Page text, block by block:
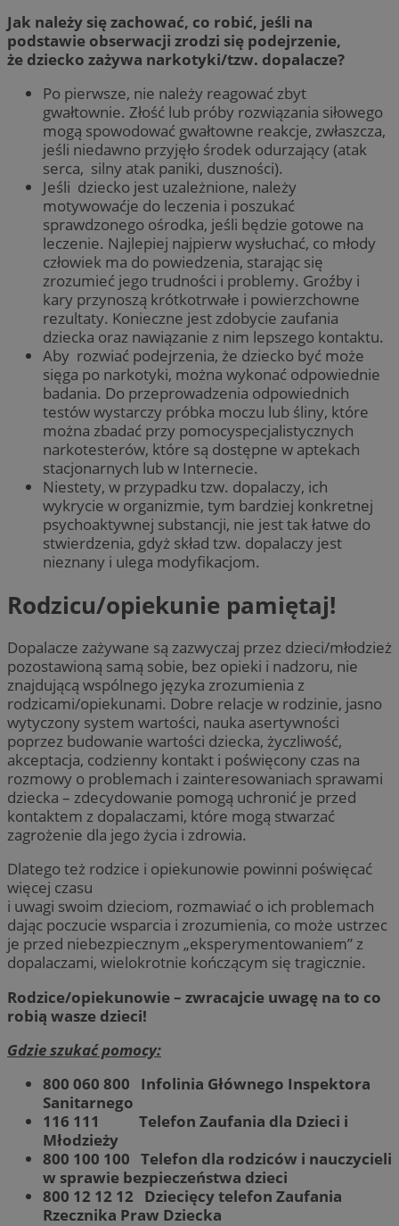
Jak należy się zachować, co robić, jeśli na
podstawie obserwacji zrodzi się podejrzenie,
że dziecko zażywa narkotyki/tzw. dopalacze?
Po pierwsze, nie należy reagować zbyt
gwałtownie. Złość lub próby rozwiązania siłowego
mogą spowodować gwałtowne reakcje, zwłaszcza,
jeśli niedawno przyjęło środek odurzający (atak
serca, silny atak paniki, duszności).
Jeśli dziecko jest uzależnione, należy
motywowaćje do leczenia i poszukać
sprawdzonego ośrodka, jeśli będzie gotowe na
leczenie. Najlepiej najpierw wysłuchać, co młody
człowiek ma do powiedzenia, starając się
zrozumieć jego trudności i problemy. Groźby i
kary przynoszą krótkotrwałe i powierzchowne
rezultaty. Konieczne jest zdobycie zaufania
dziecka oraz nawiązanie z nim lepszego kontaktu.
Aby rozwiać podejrzenia, że dziecko być może
sięga po narkotyki, można wykonać odpowiednie
badania. Do przeprowadzenia odpowiednich
testów wystarczy próbka moczu lub śliny, które
można zbadać przy pomocyspecjalistycznych
narkotesterów, które są dostępne w aptekach
stacjonarnych lub w Internecie.
Niestety, w przypadku tzw. dopalaczy, ich
wykrycie w organizmie, tym bardziej konkretnej
psychoaktywnej substancji, nie jest tak łatwe do
stwierdzenia, gdyż skład tzw. dopalaczy jest
nieznany i ulega modyfikacjom.
Rodzicu/opiekunie pamiętaj!
Dopalacze zażywane są zazwyczaj przez dzieci/młodzież
pozostawioną samą sobie, bez opieki i nadzoru, nie
znajdującą wspólnego języka zrozumienia z
rodzicami/opiekunami. Dobre relacje w rodzinie, jasno
wytyczony system wartości, nauka asertywności
poprzez budowanie wartości dziecka, życzliwość,
akceptacja, codzienny kontakt i poświęcony czas na
rozmowy o problemach i zainteresowaniach sprawami
dziecka – zdecydowanie pomogą uchronić je przed
kontaktem z dopalaczami, które mogą stwarzać
zagrożenie dla jego życia i zdrowia.
Dlatego też rodzice i opiekunowie powinni poświęcać
więcej czasu
i uwagi swoim dzieciom, rozmawiać o ich problemach
dając poczucie wsparcia i zrozumienia, co może ustrzec
je przed niebezpiecznym „eksperymentowaniem” z
dopalaczami, wielokrotnie kończącym się tragicznie.
Rodzice/opiekunowie – zwracajcie uwagę na to co
robią wasze dzieci!
Gdzie szukać pomocy:
800 060 800 Infolinia Głównego Inspektora
Sanitarnego
116 111 Telefon Zaufania dla Dzieci i
Młodzieży
800 100 100 Telefon dla rodziców i nauczycieli
w sprawie bezpieczeństwa dzieci
800 12 12 12 Dziecięcy telefon Zaufania
Rzecznika Praw Dziecka